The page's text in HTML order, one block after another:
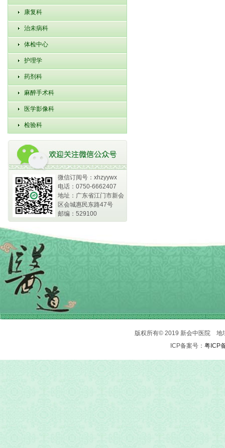
康复科
治未病科
体检中心
护理学
药剂科
麻醉手术科
医学影像科
检验科
微信订阅号：xhzyywx
电话：0750-6662407
地址：广东省江门市新会
区会城惠民东路47号
邮编：529100
版权所有© 2019 新会中医院 地
ICP备案号： 粤ICP